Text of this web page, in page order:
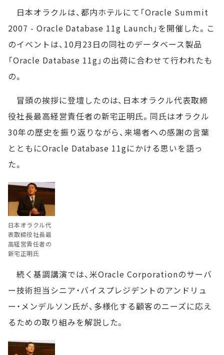
日本オラクルは、都内ホテルにて「Oracle Summit
2007 - Oracle Database 11g Launch」を開催した。こ
のイベントは、10月23日の同社のデータベース製品
「Oracle Database 11g」の出荷に合わせて行われたも
の。
冒頭の挨拶に登壇したのは、日本オラクル代表取締
役社長最高経営責任者の新宅正明氏。同氏はオラクル
30年の歴史を振り返りながら、来場者への感謝の言葉
とともにOracle Database 11gにかける思いを語っ
た。
日本オラクル代
表取締役社長最
高経営責任者の
新宅正明氏
続く基調講演では、米Oracle Corporationのサーバ
ー技術担当シニア・バイスプレジデントのアンドリュ
ー・メンデルソン氏が、多様化する顧客のニーズに応え
るための取り組みを解説した。